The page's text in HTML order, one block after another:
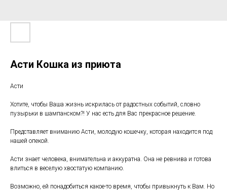
Асти Кошка из приюта
Асти
Хотите, чтобы Ваша жизнь искрилась от радостных событий, словно
пузырьки в шампанском?! У нас есть для Вас прекрасное решение.
Представляет вниманию Асти, молодую кошечку, которая находится под
нашей опекой.
Асти знает человека, внимательна и аккуратна. Она не ревнива и готова
влиться в веселую хвостатую компанию.
Возможно, ей понадобиться какое-то время, чтобы привыкнуть к Вам. Но